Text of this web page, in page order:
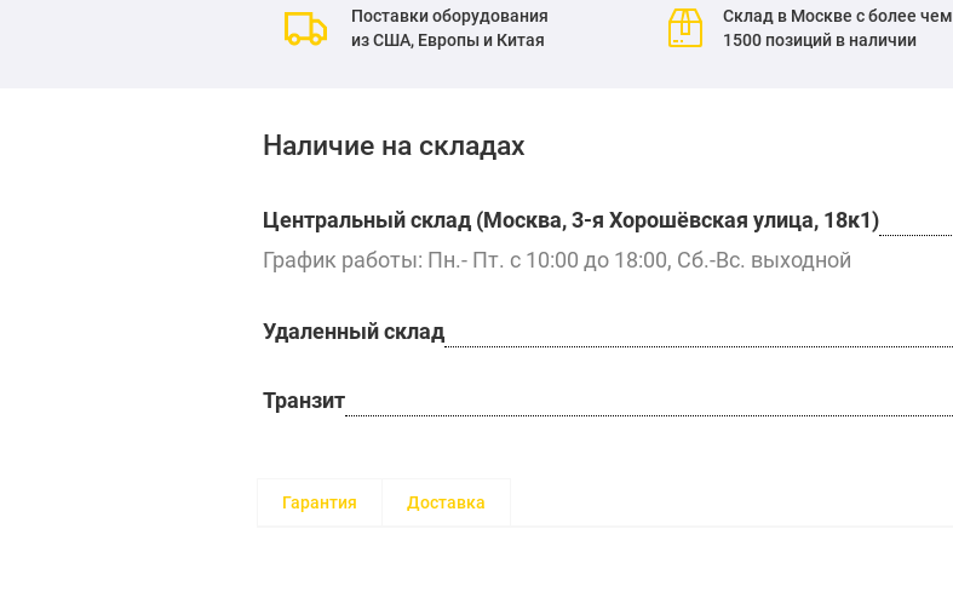
Поставки оборудования
из США, Европы и Китая
Склад в Москве с более чем
1500 позиций в наличии
Наличие на складах
Центральный склад (Москва, 3-я Хорошёвская улица, 18к1)
График работы: Пн.- Пт. с 10:00 до 18:00, Сб.-Вс. выходной
Удаленный склад
Транзит
Гарантия Доставка